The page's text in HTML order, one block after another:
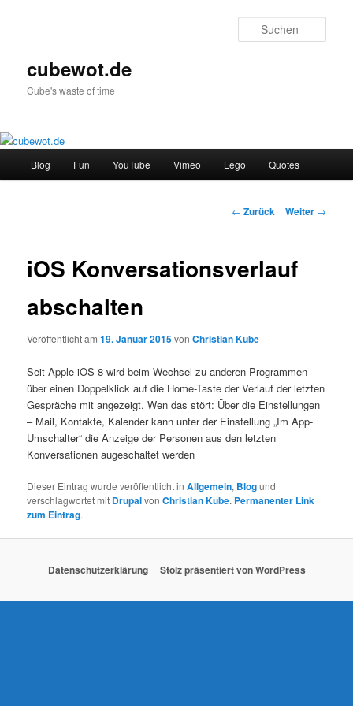
cubewot.de
Cube's waste of time
Blog Fun YouTube Vimeo Lego Quotes
Beitrags-
← Zurück Weiter →
iOS Konversationsverlauf
abschalten
Veröffentlicht am19. Januar 2015vonChristian Kube
Seit Apple iOS 8 wird beim Wechsel zu anderen Programmen
über einen Doppelklick auf die Home-Taste der Verlauf der letzten
Gespräche mit angezeigt. Wen das stört: Über die Einstellungen
– Mail, Kontakte, Kalender kann unter der Einstellung „Im App-
Umschalter“ die Anzeige der Personen aus den letzten
Konversationen augeschaltet werden
Dieser Eintrag wurde veröffentlicht inAllgemein, Blogund
verschlagwortet mit DrupalvonChristian Kube. Permanenter Link
zum Eintrag.
Datenschutzerklärung Stolz präsentiert von WordPress